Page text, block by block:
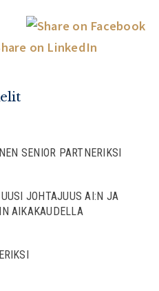
SENIOR PARTNERIKSI
JOHTAJUUS AI:N JA
AIKAKAUDELLA